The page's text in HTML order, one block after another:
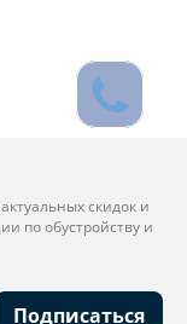
скидок и
по обустройству и
Подписаться